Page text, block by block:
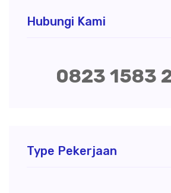
Hubungi Kami
0823 1583
Type Pekerjaan